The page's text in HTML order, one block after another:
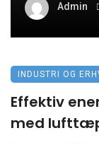
Admin
INDUSTRI OG
Effektiv
med